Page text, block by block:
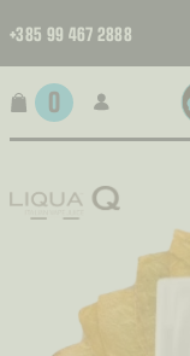
+385 99 467 2888
0